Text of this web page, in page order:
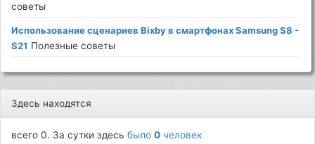
советы
Использование сценариев Bixby в смартфонах Samsung S8 -
S21 Полезные советы
Здесь находятся
всего 0. За сутки здесьбыло0 человек